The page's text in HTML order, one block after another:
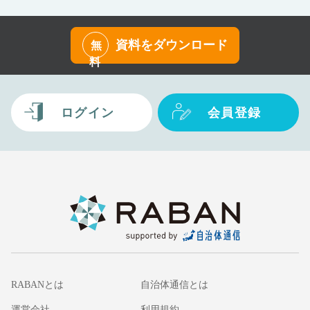
無
料
資料をダウンロード
ログイン 会員登録
RABANとは 自治体通信とは